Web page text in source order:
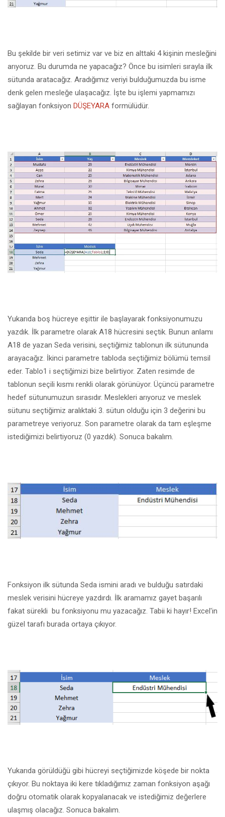
Bu şekilde bir veri setimiz var ve biz en alttaki 4 kişinin mesleğini
arıyoruz. Bu durumda ne yapacağız? Önce bu isimleri sırayla ilk
sütunda aratacağız. Aradığımız veriyi bulduğumuzda bu isme
denk gelen mesleğe ulaşacağız. İşte bu işlemi yapmamızı
sağlayan fonksiyon DÜŞEYARA formülüdür.
Yukarıda boş hücreye eşittir ile başlayarak fonksiyonumuzu
yazdık. İlk parametre olarak A18 hücresini seçtik. Bunun anlamı
A18 de yazan Seda verisini, seçtiğimiz tablonun ilk sütununda
arayacağız. İkinci parametre tabloda seçtiğimiz bölümü temsil
eder. Tablo1 i seçtiğimizi bize belirtiyor. Zaten resimde de
tablonun seçili kısmı renkli olarak görünüyor. Üçüncü parametre
hedef sütunumuzun sırasıdır. Meslekleri arıyoruz ve meslek
sütunu seçtiğimiz aralıktaki 3. sütun olduğu için 3 değerini bu
parametreye veriyoruz. Son parametre olarak da tam eşleşme
istediğimizi belirtiyoruz (0 yazdık). Sonuca bakalım.
Fonksiyon ilk sütunda Seda ismini aradı ve bulduğu satırdaki
meslek verisini hücreye yazdırdı. İlk aramamız gayet başarılı
fakat sürekli bu fonksiyonu mu yazacağız. Tabii ki hayır! Excel'in
güzel tarafı burada ortaya çıkıyor.
Yukarıda görüldüğü gibi hücreyi seçtiğimizde köşede bir nokta
çıkıyor. Bu noktaya iki kere tıkladığımız zaman fonksiyon aşağı
doğru otomatik olarak kopyalanacak ve istediğimiz değerlere
ulaşmış olacağız. Sonuca bakalım.